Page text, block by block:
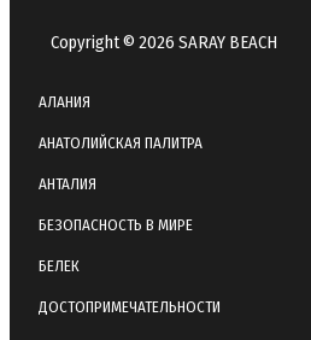
Copyright © 2026 SARAY BEACH
АЛАНИЯ
АНАТОЛИЙСКАЯ ПАЛИТРА
АНТАЛИЯ
БЕЗОПАСНОСТЬ В МИРЕ
БЕЛЕК
ДОСТОПРИМЕЧАТЕЛЬНОСТИ